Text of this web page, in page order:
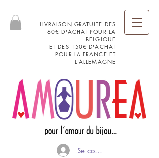
LIVRAISON GRATUITE DES
60€ D'ACHAT POUR LA
BELGIQUE
ET DES 150€ D'ACHAT
POUR LA FRANCE ET
L'ALLEMAGNE
Se connecter